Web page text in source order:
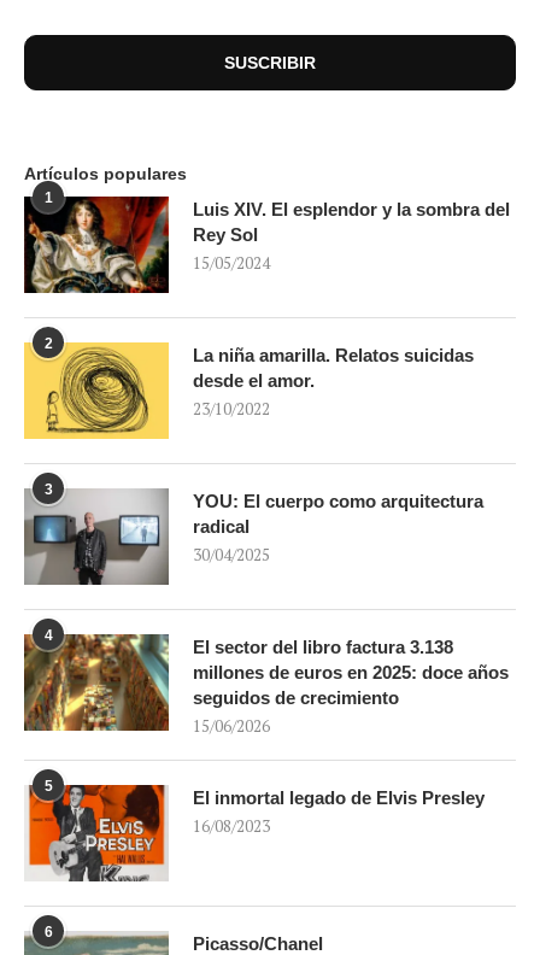
Artículos populares
1
Luis XIV. El esplendor y la sombra del
Rey Sol
15/05/2024
2
La niña amarilla. Relatos suicidas
desde el amor.
23/10/2022
3
YOU: El cuerpo como arquitectura
radical
30/04/2025
4
El sector del libro factura 3.138
millones de euros en 2025: doce años
seguidos de crecimiento
15/06/2026
5
El inmortal legado de Elvis Presley
16/08/2023
6
Picasso/Chanel